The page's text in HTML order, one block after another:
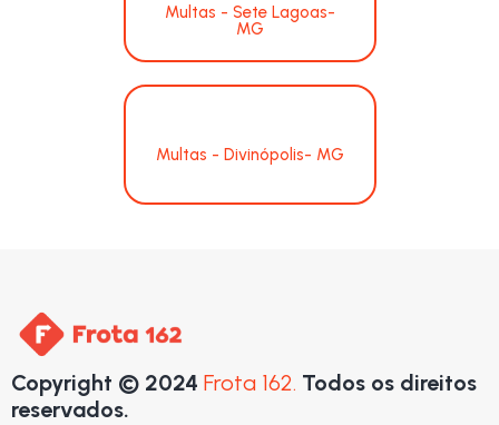
Multas - Sete Lagoas-
MG
Multas - Divinópolis- MG
Copyright © 2024 Frota 162. Todos os direitos
reservados.